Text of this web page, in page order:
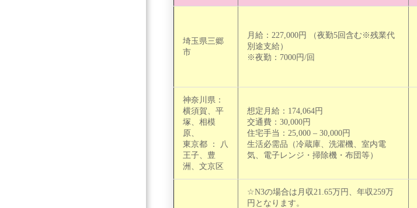
埼玉県三郷
市
月給：227,000円 （夜勤5回含む※残業代
別途支給）
※夜勤：7000円/回
神奈川県：
横須賀、平
塚、相模
原、
東京都 ： 八
王子、豊
洲、文京区
想定月給：174,064円
交通費：30,000円
住宅手当：25,000 – 30,000円
生活必需品（冷蔵庫、洗濯機、室内電
気、電子レンジ・掃除機・布団等）
☆N3の場合は月収21.65万円、年収259万
円となります。